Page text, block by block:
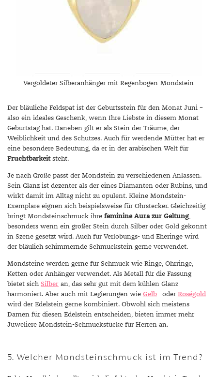
Vergoldeter Silberanhänger mit Regenbogen-Mondstein
Der bläuliche Feldspat ist der Geburtsstein für den Monat Juni –
also ein ideales Geschenk, wenn Ihre Liebste in diesem Monat
Geburtstag hat. Daneben gilt er als Stein der Träume, der
Weiblichkeit und des Schutzes. Auch für werdende Mütter hat er
eine besondere Bedeutung, da er in der arabischen Welt für
Fruchtbarkeitsteht.
Je nach Größe passt der Mondstein zu verschiedenen Anlässen.
Sein Glanz ist dezenter als der eines Diamanten oder Rubins, und
wirkt damit im Alltag nicht zu opulent. Kleine Mondstein-
Exemplare eignen sich beispielsweise für Ohrstecker. Gleichzeitig
bringt Mondsteinschmuck ihre feminine Aura zur Geltung,
besonders wenn ein großer Stein durch Silber oder Gold gekonnt
in Szene gesetzt wird. Auch für Verlobungs- und Eheringe wird
der bläulich schimmernde Schmuckstein gerne verwendet.
Mondsteine werden gerne für Schmuck wie Ringe, Ohrringe,
Ketten oder Anhänger verwendet. Als Metall für die Fassung
bietet sich Silber an, das sehr gut mit dem kühlen Glanz
harmoniert. Aber auch mit Legierungen wie Gelb– oder Roségold
wird der Edelstein gerne kombiniert. Obwohl sich meistens
Damen für diesen Edelstein entscheiden, bieten immer mehr
Juweliere Mondstein-Schmuckstücke für Herren an.
5. Welcher Mondsteinschmuck ist im Trend?